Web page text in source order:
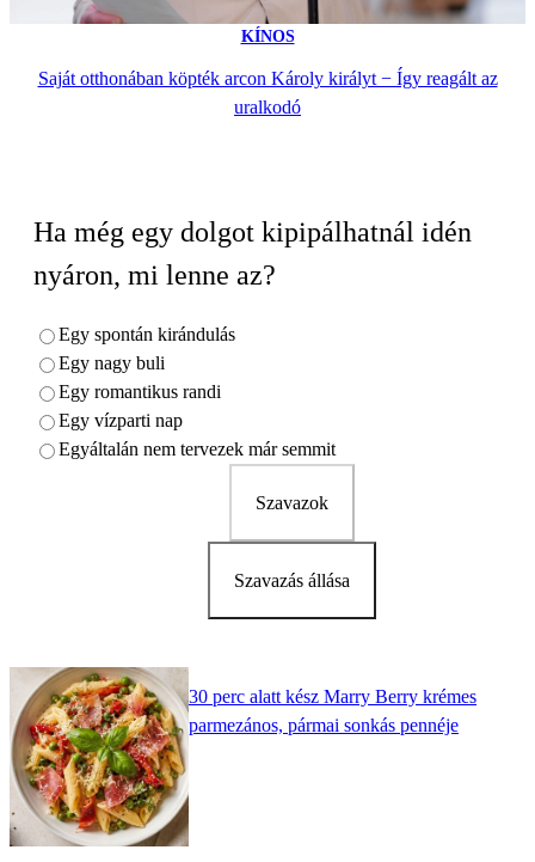
KÍNOS
Saját otthonában köpték arcon Károly királyt − Így reagált az
uralkodó
Ha még egy dolgot kipipálhatnál idén
nyáron, mi lenne az?
Egy spontán kirándulás
Egy nagy buli
Egy romantikus randi
Egy vízparti nap
Egyáltalán nem tervezek már semmit
Szavazok
Szavazás állása
30 perc alatt kész Marry Berry krémes
parmezános, pármai sonkás pennéje